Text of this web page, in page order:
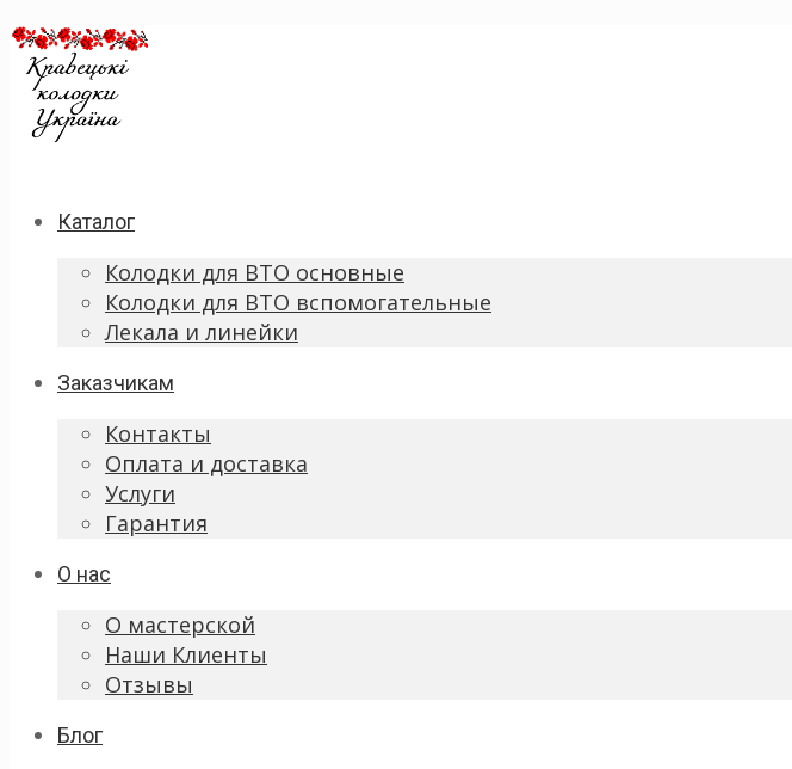
Каталог
Колодки для ВТО основные
Колодки для ВТО вспомогательные
Лекала и линейки
Заказчикам
Контакты
Оплата и доставка
Услуги
Гарантия
О нас
О мастерской
Наши Клиенты
Отзывы
Блог